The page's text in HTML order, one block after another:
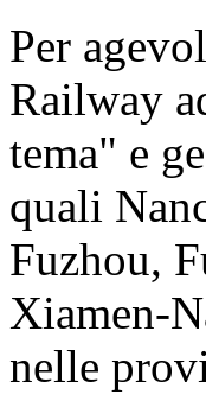
Per
Railway
tema" e
quali
Fuzhou,
Xiamen-
nelle